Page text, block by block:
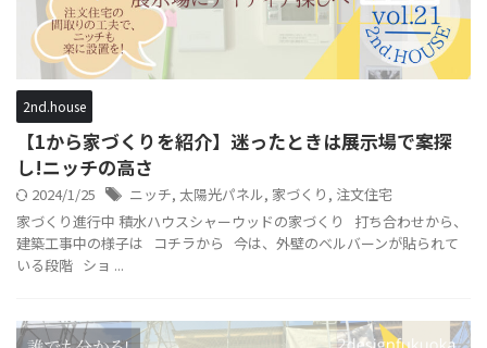
2nd.house
【1から家づくりを紹介】迷ったときは展示場で案探
し!ニッチの高さ
2024/1/25 ニッチ, 太陽光パネル, 家づくり , 注文住宅
家づくり進行中 積水ハウスシャーウッドの家づくり 打ち合わせから、
建築工事中の様子は コチラから 今は、外壁のベルバーンが貼られて
いる段階 ショ ...